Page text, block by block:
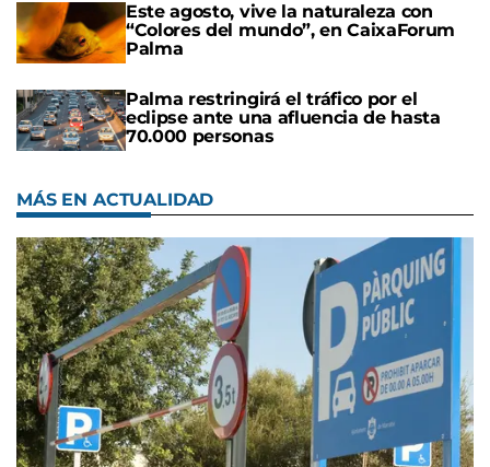
Este agosto, vive la naturaleza con
“Colores del mundo”, en CaixaForum
Palma
Palma restringirá el tráfico por el
eclipse ante una afluencia de hasta
70.000 personas
MÁS EN ACTUALIDAD